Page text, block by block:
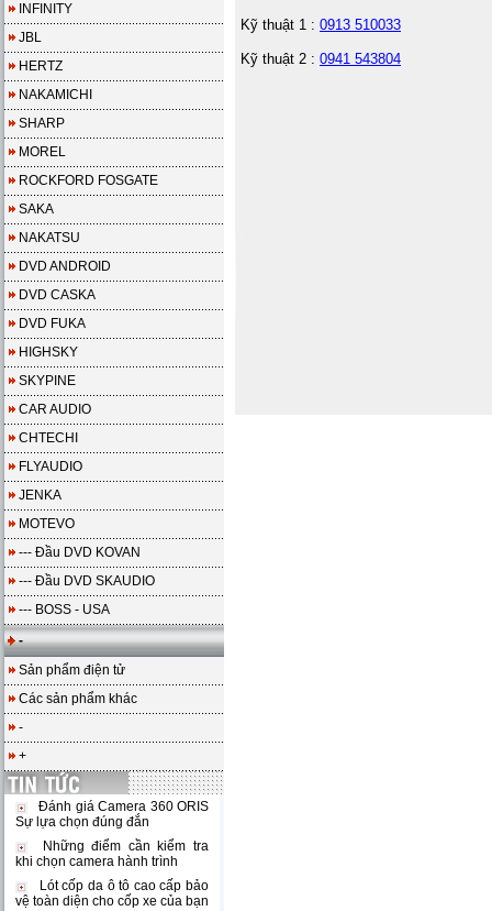
INFINITY
JBL
HERTZ
NAKAMICHI
SHARP
MOREL
ROCKFORD FOSGATE
SAKA
NAKATSU
DVD ANDROID
DVD CASKA
DVD FUKA
HIGHSKY
SKYPINE
CAR AUDIO
CHTECHI
FLYAUDIO
JENKA
MOTEVO
--- Đầu DVD KOVAN
--- Đầu DVD SKAUDIO
--- BOSS - USA
-
Sản phẩm điện tử
Các sản phẩm khác
-
+
Đánh giá Camera 360 ORIS
Sự lựa chọn đúng đắn
Những điểm cần kiểm tra
khi chọn camera hành trình
Lót cốp da ô tô cao cấp bảo
vệ toàn diện cho cốp xe của bạn
Kỹ thuật 1 : 0913 510033
Kỹ thuật 2 : 0941 543804